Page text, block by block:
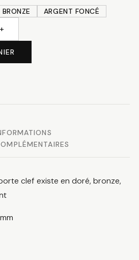
BRONZE ARGENT FONCÉ
+
clef existe en doré, bronze,